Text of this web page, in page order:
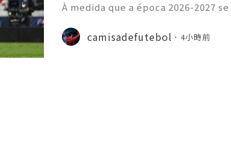
À medida que a época 2026-2027
sivo, com vários jogos amigáveis
esse por parte dos a
camisadefutebol 4小時前